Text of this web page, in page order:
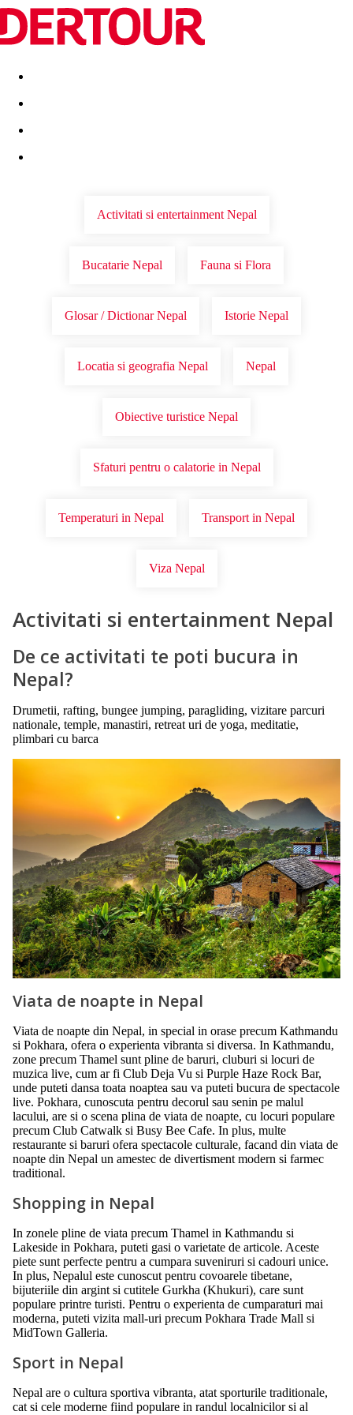
Destinatii Vacanta perfecta OFERTE DE NERATAT
Activitati si entertainment Nepal
Bucatarie Nepal Fauna si Flora
Glosar / Dictionar Nepal Istorie Nepal
Locatia si geografia Nepal Nepal
Obiective turistice Nepal
Sfaturi pentru o calatorie in Nepal
Temperaturi in Nepal Transport in Nepal
Viza Nepal
Activitati si entertainment Nepal
De ce activitati te poti bucura in
Nepal?
Drumetii, rafting, bungee jumping, paragliding, vizitare parcuri
nationale, temple, manastiri, retreat uri de yoga, meditatie,
plimbari cu barca
Viata de noapte in Nepal
Viata de noapte din Nepal, in special in orase precum Kathmandu
si Pokhara, ofera o experienta vibranta si diversa. In Kathmandu,
zone precum Thamel sunt pline de baruri, cluburi si locuri de
muzica live, cum ar fi Club Deja Vu si Purple Haze Rock Bar,
unde puteti dansa toata noaptea sau va puteti bucura de spectacole
live. Pokhara, cunoscuta pentru decorul sau senin pe malul
lacului, are si o scena plina de viata de noapte, cu locuri populare
precum Club Catwalk si Busy Bee Cafe. In plus, multe
restaurante si baruri ofera spectacole culturale, facand din viata de
noapte din Nepal un amestec de divertisment modern si farmec
traditional.
Shopping in Nepal
In zonele pline de viata precum Thamel in Kathmandu si
Lakeside in Pokhara, puteti gasi o varietate de articole. Aceste
piete sunt perfecte pentru a cumpara suveniruri si cadouri unice.
In plus, Nepalul este cunoscut pentru covoarele tibetane,
bijuteriile din argint si cutitele Gurkha (Khukuri), care sunt
populare printre turisti. Pentru o experienta de cumparaturi mai
moderna, puteti vizita mall-uri precum Pokhara Trade Mall si
MidTown Galleria.
Sport in Nepal
Nepal are o cultura sportiva vibranta, atat sporturile traditionale,
cat si cele moderne fiind populare in randul localnicilor si al